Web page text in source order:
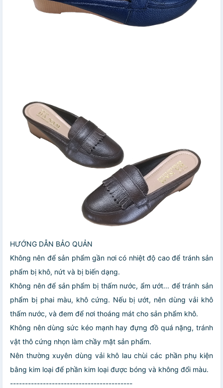
HƯỚNG DẪN BẢO QUẢN
Không nên để sản phẩm gần nơi có nhiệt độ cao để tránh sản
phẩm bị khô, nứt và bị biến dạng.
Không nên để sản phẩm bị thấm nước, ẩm ướt... để tránh sản
phẩm bị phai màu, khô cứng. Nếu bị ướt, nên dùng vải khô
thấm nước, và đem để nơi thoáng mát cho sản phẩm khô.
Không nên dùng sức kéo mạnh hay đựng đồ quá nặng, tránh
vật thô cứng nhọn làm chầy mặt sản phẩm.
Nên thường xuyên dùng vải khô lau chùi các phần phụ kiện
bằng kim loại để phần kim loại được bóng và không đổi màu.
-----------------------------------------